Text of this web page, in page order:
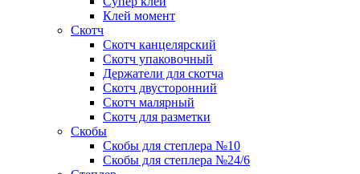
Клей момент
Скотч
Скотч канцелярский
Скотч упаковочный
Держатели для скотча
Скотч двусторонний
Скотч малярный
Скотч для разметки
Скобы
Скобы для степлера №10
Скобы для степлера №24/6